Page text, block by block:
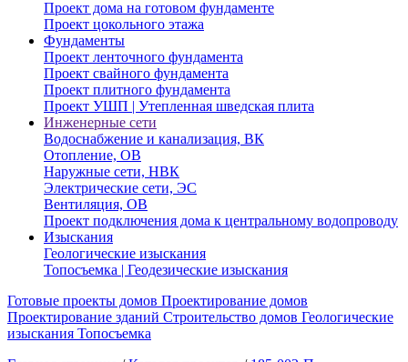
Проект дома на готовом фундаменте
Проект цокольного этажа
Фундаменты
Проект ленточного фундамента
Проект свайного фундамента
Проект плитного фундамента
Проект УШП | Утепленная шведская плита
Инженерные сети
Водоснабжение и канализация, ВК
Отопление, ОВ
Наружные сети, НВК
Электрические сети, ЭС
Вентиляция, ОВ
Проект подключения дома к центральному водопроводу
Изыскания
Геологические изыскания
Топосъемка | Геодезические изыскания
Готовые проекты домов Проектирование домов
Проектирование зданий Строительство домов Геологические
изыскания Топосъемка